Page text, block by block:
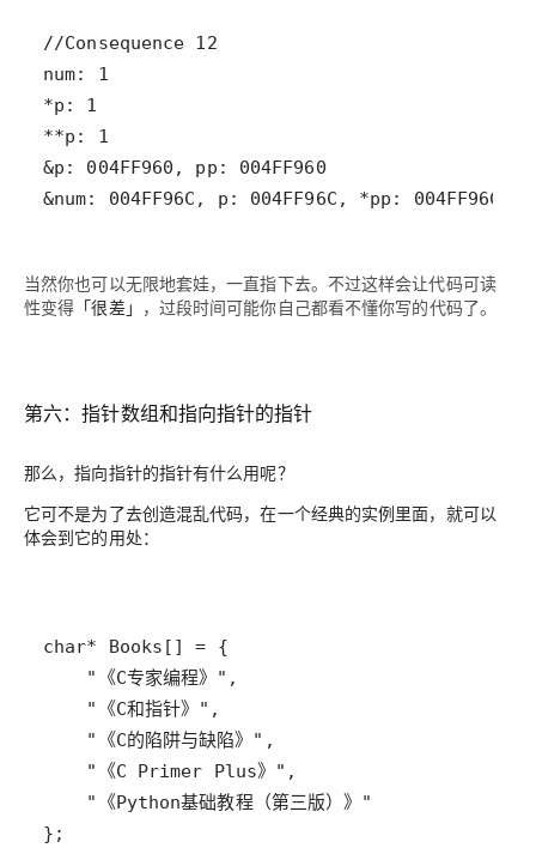
&num: 004FF96C, p: 004FF96C, *pp: 004FF96C
当然你也可以无限地套娃，一直指下去。不过这样会让代码可读
性变得 「很差」 ，过段时间可能你自己都看不懂你写的代码了。
第六：指针数组和指向指针的指针
那么，指向指针的指针有什么用呢？
它可不是为了去创造混乱代码，在一个经典的实例里面，就可以
体会到它的用处：
};